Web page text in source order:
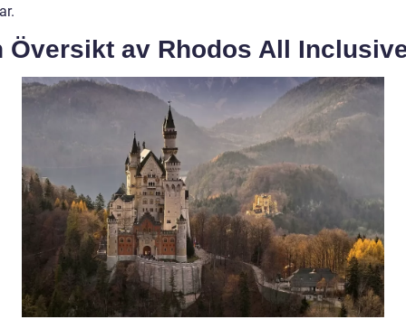
Översikt av Rhodos All